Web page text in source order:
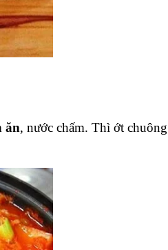
ăn, nước chấm. Thì ớt chuông